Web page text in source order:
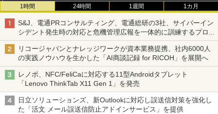
1時間 24時間 1週間 1カ月
S&J、電通PRコンサルティング、電通総研の3社、サイバーイン
シデント発生時の対応と危機管理広報を一体的に訓練するプログ
ラムを提供
リコージャパンとナレッジワークが資本業務提携、社内6000人
の実践ノウハウを生かした「AI商談記録 for RICOH」を展開へ
レノボ、NFC/FeliCaに対応する11型Androidタブレット
「Lenovo ThinkTab X11 Gen 1」を発売
日立ソリューションズ、新Outlookに対応し誤送信対策を強化し
た「活文 メール誤送信防止アドインサービス」を提供